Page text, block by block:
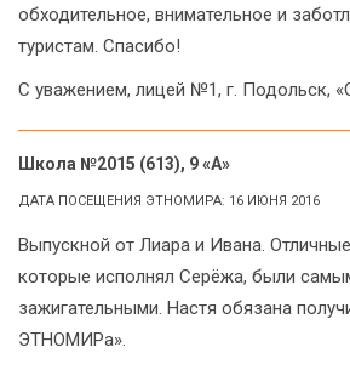
обходительное, внимательное и
туристам. Спасибо!
С уважением, лицей №1, г. Подольск,
Школа №2015 (613), 9 «А»
ДАТА ПОСЕЩЕНИЯ ЭТНОМИРА: 16 ИЮНЯ 2016
Выпускной от Лиара и Ивана.
которые исполнял Серёжа, были
зажигательными. Настя обязана
ЭТНОМИРа».